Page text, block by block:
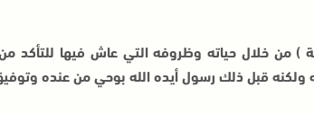
) من خلال حياته وظروفه التي عاش فيها للتأكد
ولكنه قبل ذلك رسول أيده الله بوحي من عنده